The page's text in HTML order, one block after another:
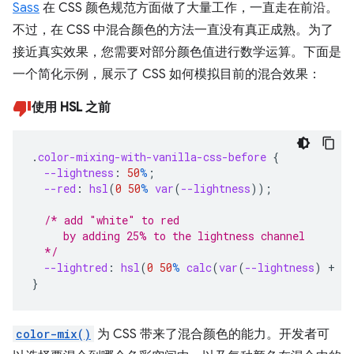
Sass 在 CSS 颜色规范方面做了大量工作，一直走在前沿。
不过，在 CSS 中混合颜色的方法一直没有真正成熟。为了
接近真实效果，您需要对部分颜色值进行数学运算。下面是
一个简化示例，展示了 CSS 如何模拟目前的混合效果：
使用 HSL 之前
.color-mixing-with-vanilla-css-before {
--lightness : 50% ;
--red : hsl(0 50% var(--lightness));
/* add "white" to red
     by adding 25% to the lightness channel
  */
--lightred : hsl(0 50% calc(var(--lightness) +
}
color-mix() 为 CSS 带来了混合颜色的能力。开发者可